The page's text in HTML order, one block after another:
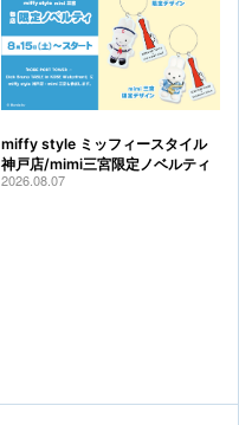
miffy style ミッフィースタイル
神戸店/mimi三宮限定ノベルティ
2026.08.07